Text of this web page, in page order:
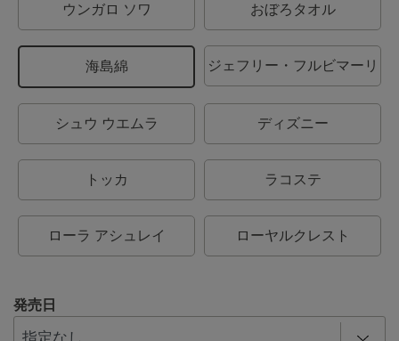
ウンガロ ソワ おぼろタオル
海島綿 ジェフリー・フルビマーリ
シュウ ウエムラ ディズニー
トッカ ラコステ
ローラ アシュレイ ローヤルクレスト
発売日